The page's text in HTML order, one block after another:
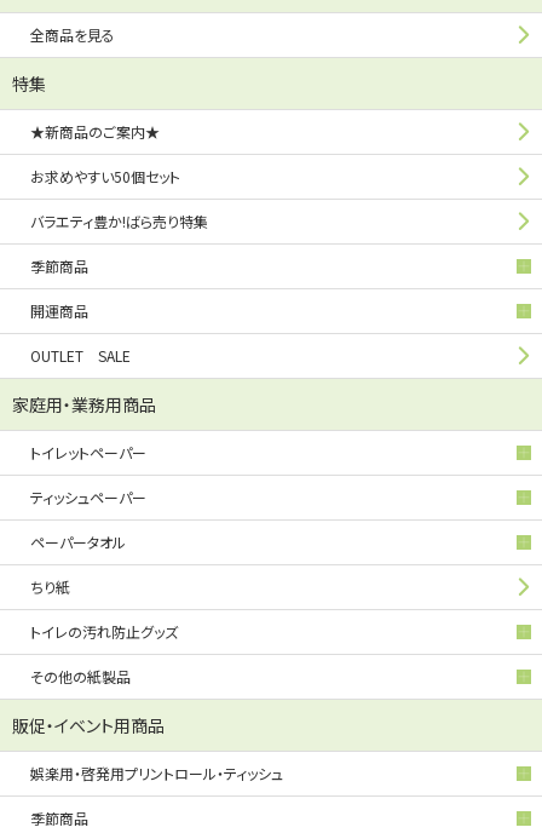
全商品を見る
特集
★新商品のご案内★
お求めやすい50個セット
バラエティ豊か!ばら売り特集
季節商品
開運商品
OUTLET SALE
家庭用・業務用商品
トイレットペーパー
ティッシュペーパー
ペーパータオル
ちり紙
トイレの汚れ防止グッズ
その他の紙製品
販促・イベント用商品
娯楽用・啓発用プリントロール・ティッシュ
季節商品